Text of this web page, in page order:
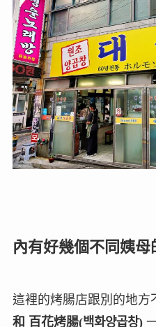
內有好幾個不同姨母
這裡的烤腸店跟別的地方
和 百花烤腸(백화양곱창)